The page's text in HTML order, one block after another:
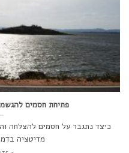
פתיחת חסמים
כיצד נתגבר על חסמים להצלחה
מדיטציה